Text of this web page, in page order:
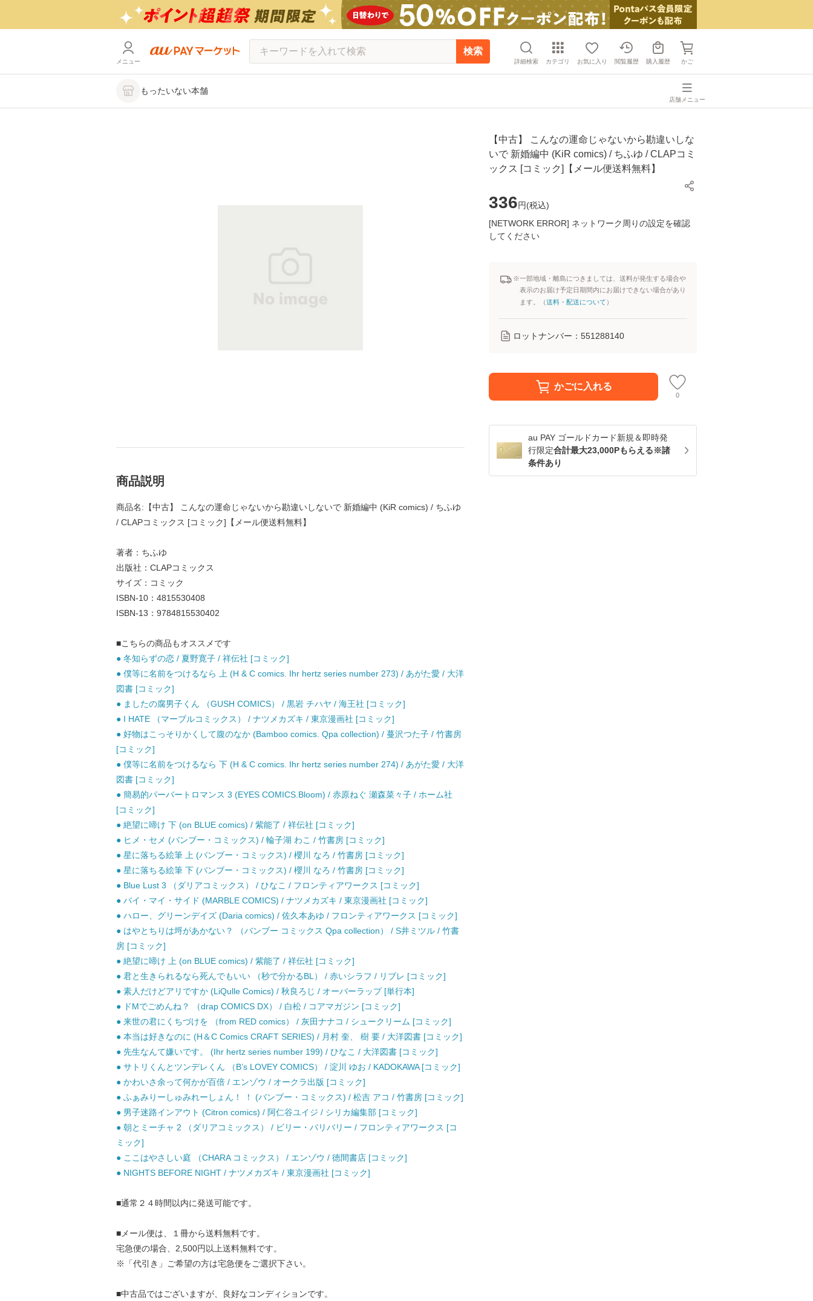
メニュー
検索
詳細検索 カテゴリ お気に入り 閲覧履歴 購入履歴 かご
もったいない本舗
店舗メニュー
【中古】 こんなの運命じゃないから勘違いしな
いで 新婚編中 (KiR comics) / ちふゆ / CLAPコミ
ックス [コミック]【メール便送料無料】
336円(税込)
[NETWORK ERROR] ネットワーク周りの設定を確認
してください
※一部地域・離島につきましては、送料が発生する場合や
表示のお届け予定日期間内にお届けできない場合があり
ます。（送料・配送について ）
ロットナンバー： 551288140
かごに入れる
0
au PAY ゴールドカード新規＆即時発
行限定合計最大23,000Pもらえる※諸
条件あり
商品説明
商品名:【中古】 こんなの運命じゃないから勘違いしないで 新婚編中 (KiR comics) / ちふゆ
/ CLAPコミックス [コミック]【メール便送料無料】
著者：ちふゆ
出版社：CLAPコミックス
サイズ：コミック
ISBN-10：4815530408
ISBN-13：9784815530402
■こちらの商品もオススメです
● 冬知らずの恋 / 夏野寛子 / 祥伝社 [コミック]
● 僕等に名前をつけるなら 上 (H & C comics. Ihr hertz series number 273) / あがた愛 / 大洋
図書 [コミック]
● ましたの腐男子くん （GUSH COMICS） / 黒岩 チハヤ / 海王社 [コミック]
● I HATE （マーブルコミックス） / ナツメカズキ / 東京漫画社 [コミック]
● 好物はこっそりかくして腹のなか (Bamboo comics. Qpa collection) / 蔓沢つた子 / 竹書房
[コミック]
● 僕等に名前をつけるなら 下 (H & C comics. Ihr hertz series number 274) / あがた愛 / 大洋
図書 [コミック]
● 簡易的パーバートロマンス 3 (EYES COMICS.Bloom) / 赤原ねぐ 瀬森菜々子 / ホーム社
[コミック]
● 絶望に啼け 下 (on BLUE comics) / 紫能了 / 祥伝社 [コミック]
● ヒメ・セメ (バンブー・コミックス) / 輪子湖 わこ / 竹書房 [コミック]
● 星に落ちる絵筆 上 (バンブー・コミックス) / 櫻川 なろ / 竹書房 [コミック]
● 星に落ちる絵筆 下 (バンブー・コミックス) / 櫻川 なろ / 竹書房 [コミック]
● Blue Lust 3 （ダリアコミックス） / ひなこ / フロンティアワークス [コミック]
● バイ・マイ・サイド (MARBLE COMICS) / ナツメカズキ / 東京漫画社 [コミック]
● ハロー、グリーンデイズ (Daria comics) / 佐久本あゆ / フロンティアワークス [コミック]
● はやとちりは埒があかない？ （バンブー コミックス Qpa collection） / S井ミツル / 竹書
房 [コミック]
● 絶望に啼け 上 (on BLUE comics) / 紫能了 / 祥伝社 [コミック]
● 君と生きられるなら死んでもいい （秒で分かるBL） / 赤いシラフ / リブレ [コミック]
● 素人だけどアリですか (LiQulle Comics) / 秋良ろじ / オーバーラップ [単行本]
● ドMでごめんね？ （drap COMICS DX） / 白松 / コアマガジン [コミック]
● 来世の君にくちづけを （from RED comics） / 灰田ナナコ / シュークリーム [コミック]
● 本当は好きなのに (H＆C Comics CRAFT SERIES) / 月村 奎、 樹 要 / 大洋図書 [コミック]
● 先生なんて嫌いです。 (Ihr hertz series number 199) / ひなこ / 大洋図書 [コミック]
● サトリくんとツンデレくん （B’s LOVEY COMICS） / 淀川 ゆお / KADOKAWA [コミック]
● かわいさ余って何かが百倍 / エンゾウ / オークラ出版 [コミック]
● ふぁみりーしゅみれーしょん！ ！ (バンブー・コミックス) / 松吉 アコ / 竹書房 [コミック]
● 男子迷路インアウト (Citron comics) / 阿仁谷ユイジ / シリカ編集部 [コミック]
● 朝とミーチャ 2 （ダリアコミックス） / ビリー・バリバリー / フロンティアワークス [コ
ミック]
● ここはやさしい庭 （CHARA コミックス） / エンゾウ / 徳間書店 [コミック]
● NIGHTS BEFORE NIGHT / ナツメカズキ / 東京漫画社 [コミック]
■通常２４時間以内に発送可能です。
■メール便は、１冊から送料無料です。
宅急便の場合、2,500円以上送料無料です。
※「代引き」ご希望の方は宅急便をご選択下さい。
■中古品ではございますが、良好なコンディションです。